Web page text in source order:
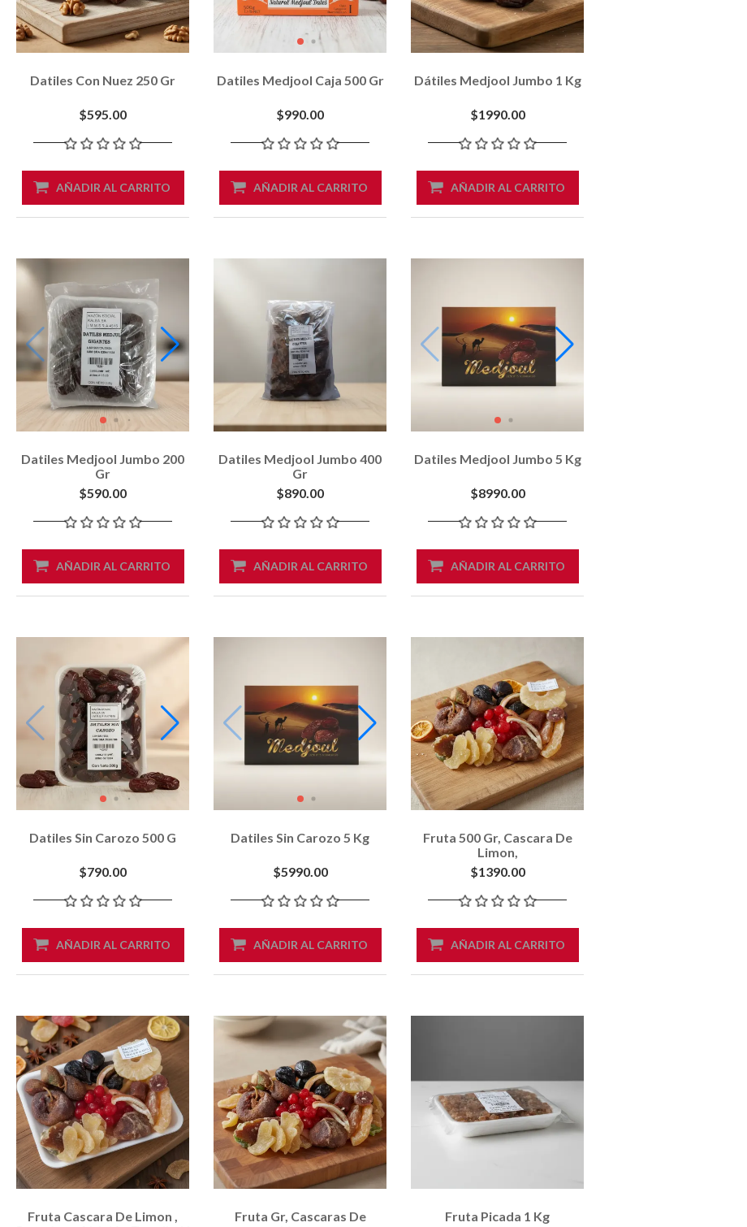
Datiles Con Nuez 250 Gr
$595.00
AÑADIR AL CARRITO
Datiles Medjool Caja 500 Gr
$990.00
AÑADIR AL CARRITO
Dátiles Medjool Jumbo 1 Kg
$1990.00
AÑADIR AL CARRITO
Datiles Medjool Jumbo 200
Gr
$590.00
AÑADIR AL CARRITO
Datiles Medjool Jumbo 400
Gr
$890.00
AÑADIR AL CARRITO
Datiles Medjool Jumbo 5 Kg
$8990.00
AÑADIR AL CARRITO
Datiles Sin Carozo 500 G
$790.00
AÑADIR AL CARRITO
Datiles Sin Carozo 5 Kg
$5990.00
AÑADIR AL CARRITO
Fruta 500 Gr, Cascara De
Limon,
Pera,ananá,melón,zapallo,higos,jengibre,papaya
$1390.00
AÑADIR AL CARRITO
Fruta Cascara De Limon ,
Fruta Gr, Cascaras De
Fruta Picada 1 Kg